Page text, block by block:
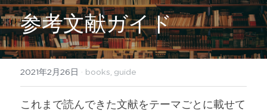
Contact
ログイン/登録
検索
参考文献ガイド
2021年2月26日 · books, guide
これまで読んできた文献をテーマごとに載せて